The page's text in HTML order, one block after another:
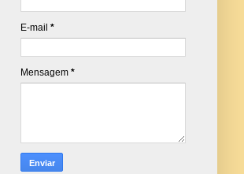
E-mail *
Mensagem *